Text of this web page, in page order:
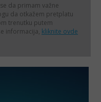
da primam važne
da otkažem pretplatu
trenutku putem
informacija, kliknite ovde